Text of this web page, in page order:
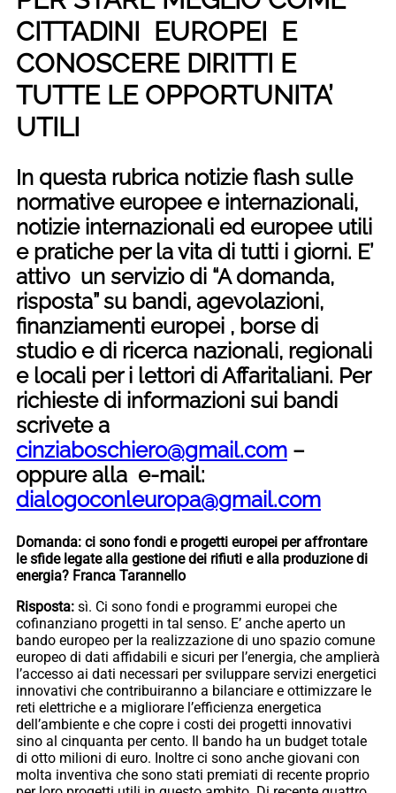
CITTADINI EUROPEI E
CONOSCERE DIRITTI E
TUTTE LE OPPORTUNITA’
UTILI
In questa rubrica notizie flash sulle
normative europee e internazionali,
notizie internazionali ed europee utili
e pratiche per la vita di tutti i giorni. E’
attivo un servizio di “A domanda,
risposta” su bandi, agevolazioni,
finanziamenti europei , borse di
studio e di ricerca nazionali, regionali
e locali per i lettori di Affaritaliani. Per
richieste di informazioni sui bandi
scrivete a
cinziaboschiero@gmail.com –
oppure alla e-mail:
dialogoconleuropa@gmail.com
Domanda: ci sono fondi e progetti europei per affrontare
le sfide legate alla gestione dei rifiuti e alla produzione di
energia? Franca Tarannello
Risposta: sì. Ci sono fondi e programmi europei che
cofinanziano progetti in tal senso. E’ anche aperto un
bando europeo per la realizzazione di uno spazio comune
europeo di dati affidabili e sicuri per l’energia, che amplierà
l’accesso ai dati necessari per sviluppare servizi energetici
innovativi che contribuiranno a bilanciare e ottimizzare le
reti elettriche e a migliorare l’efficienza energetica
dell’ambiente e che copre i costi dei progetti innovativi
sino al cinquanta per cento. Il bando ha un budget totale
di otto milioni di euro. Inoltre ci sono anche giovani con
molta inventiva che sono stati premiati di recente proprio